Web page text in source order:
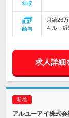
年収
給与
月給26
キル・
求人詳細
アルユーアイ株式